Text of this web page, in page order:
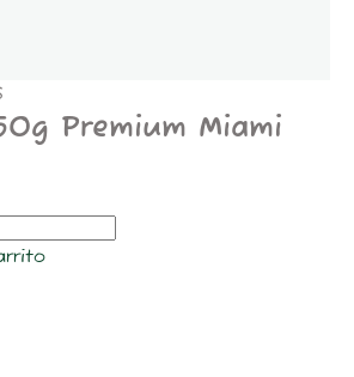
Premium Miami